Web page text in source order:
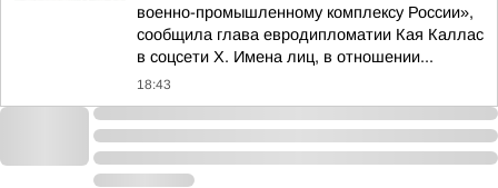
военно-промышленному комплексу России»,
сообщила глава евродипломатии Кая Каллас
в соцсети Х. Имена лиц, в отношении...
18:43